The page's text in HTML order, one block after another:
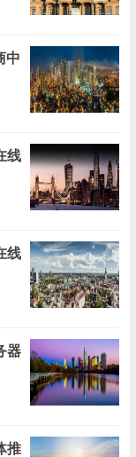
中
线
线
器
推